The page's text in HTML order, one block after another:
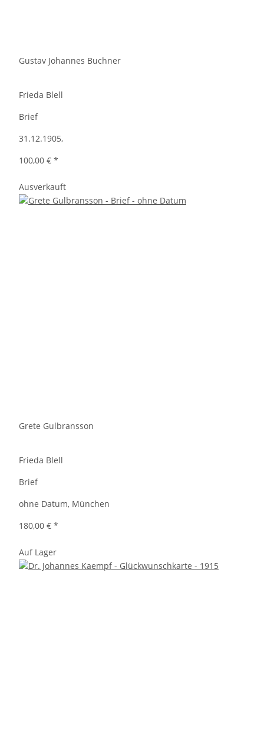
Gustav Johannes Buchner
Frieda Blell
Brief
31.12.1905,
100,00 € *
Ausverkauft
Grete Gulbransson
Frieda Blell
Brief
ohne Datum, München
180,00 € *
Auf Lager